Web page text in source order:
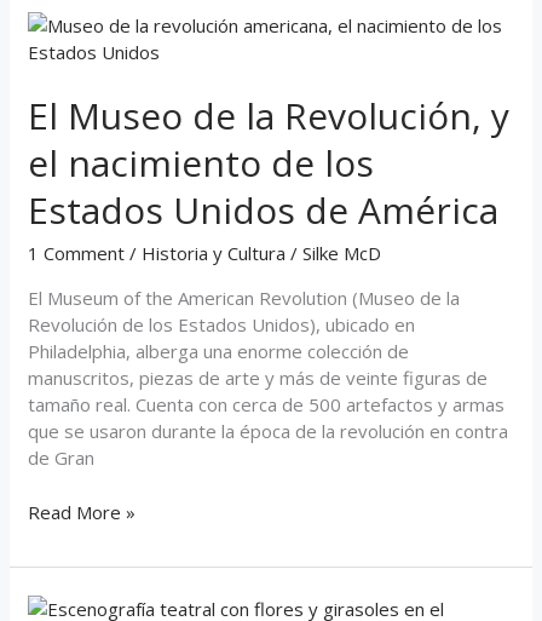
El Museo de la Revolución, y
el nacimiento de los
Estados Unidos de América
1 Comment / Historia y Cultura /Silke McD
El Museum of the American Revolution (Museo de la
Revolución de los Estados Unidos), ubicado en
Philadelphia, alberga una enorme colección de
manuscritos, piezas de arte y más de veinte figuras de
tamaño real. Cuenta con cerca de 500 artefactos y armas
que se usaron durante la época de la revolución en contra
de Gran
El
Museo
la
Revolución,
y
el
nacimiento
los
Estados
Unidos
de
América
Read More »
Philadelphia